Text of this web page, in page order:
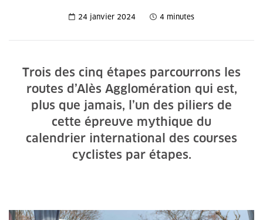
24 janvier 2024 4 minutes
Trois des cinq étapes parcourrons les
routes d’Alès Agglomération qui est,
plus que jamais, l’un des piliers de
cette épreuve mythique du
calendrier international des courses
cyclistes par étapes.